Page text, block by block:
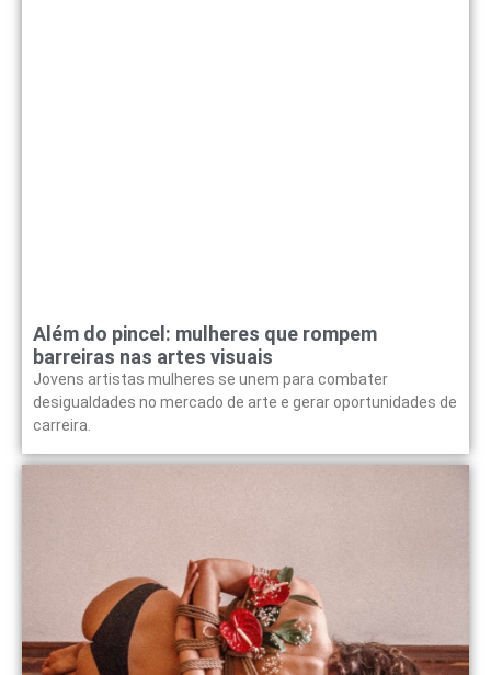
Além do pincel: mulheres que rompem
barreiras nas artes visuais
Jovens artistas mulheres se unem para combater
desigualdades no mercado de arte e gerar oportunidades de
carreira.